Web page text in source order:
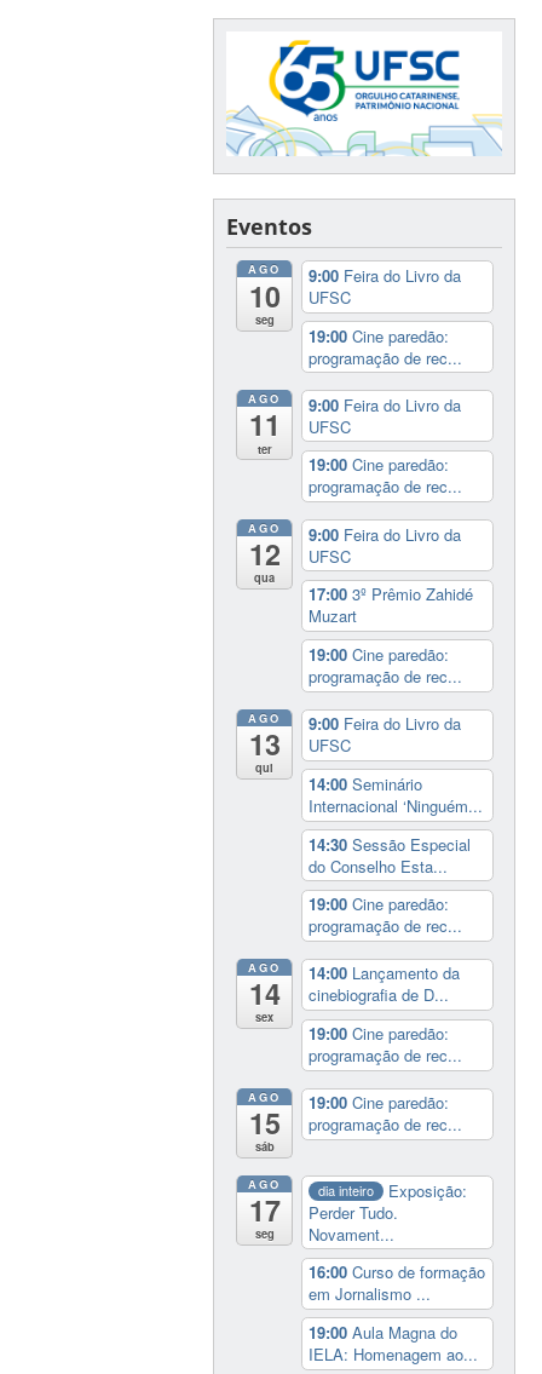
Eventos
AGO
10
seg
9:00 Feira do Livro da
UFSC
19:00Cine paredão:
programação de rec...
AGO
11
ter
9:00 Feira do Livro da
UFSC
19:00Cine paredão:
programação de rec...
AGO
12
qua
9:00 Feira do Livro da
UFSC
17:003º Prêmio Zahidé
Muzart
19:00Cine paredão:
programação de rec...
AGO
13
qui
9:00 Feira do Livro da
UFSC
14:00Seminário
Internacional ‘Ninguém...
14:30Sessão Especial
do Conselho Esta...
19:00Cine paredão:
programação de rec...
AGO
14
sex
14:00 Lançamento da
cinebiografia de D...
19:00Cine paredão:
programação de rec...
AGO
15
sáb
19:00Cine paredão:
programação de rec...
AGO
17
seg
dia inteiro
Exposição:
Perder Tudo.
Novament...
16:00Curso de formação
em Jornalismo ...
19:00Aula Magna do
IELA: Homenagem ao...